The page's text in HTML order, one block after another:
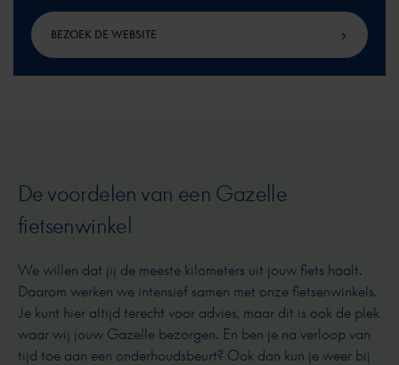
BEZOEK DE WEBSITE
De voordelen van een Gazelle
fietsenwinkel
We willen dat jij de meeste kilometers uit jouw fiets haalt.
Daarom werken we intensief samen met onze fietsenwinkels.
Je kunt hier altijd terecht voor advies, maar dit is ook de plek
waar wij jouw Gazelle bezorgen. En ben je na verloop van
tijd toe aan een onderhoudsbeurt? Ook dan kun je weer bij